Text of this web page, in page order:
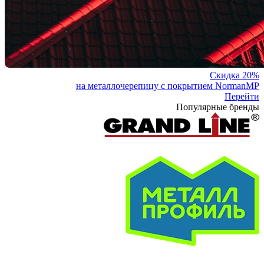
Скидка 20%
на металлочерепицу с покрытием NormanMP
Перейти
Популярные бренды